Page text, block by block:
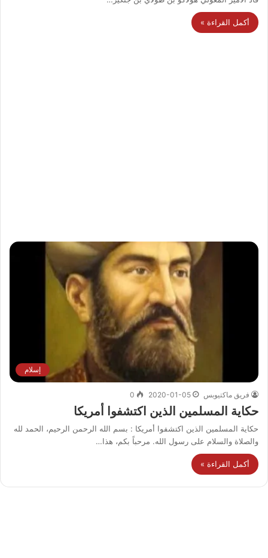
أكمل القراءة »
إسلام
فريق ماكتيوبس 2020-01-05
0
حكاية المسلمين الذين اكتشفوا أمريكا
حكاية المسلمين الذين اكتشفوا أمريكا : بسم الله الرحمن الرحيم، الحمد لله
والصلاة والسلام على رسول الله. مرحباً بكم، هذا…
أكمل القراءة »